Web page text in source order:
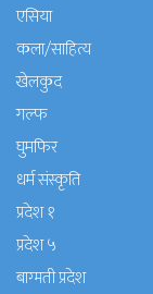
एसिया
कला/साहित्य
खेलकुद
गल्फ
घुमफिर
धर्म संस्कृति
प्रदेश १
प्रदेश ५
बाग्मती प्रदेश